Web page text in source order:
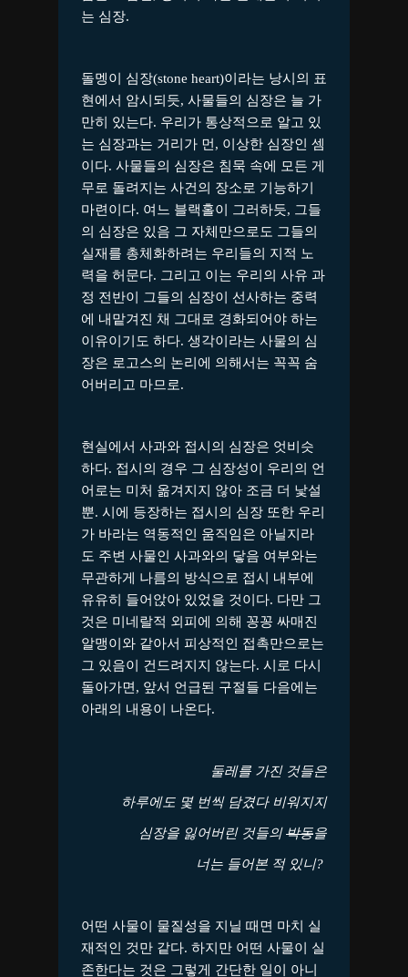
는 심장.
돌멩이 심장(stone heart)이라는 낭시의 표
현에서 암시되듯, 사물들의 심장은 늘 가
만히 있는다. 우리가 통상적으로 알고 있
는 심장과는 거리가 먼, 이상한 심장인 셈
이다. 사물들의 심장은 침묵 속에 모든 게
무로 돌려지는 사건의 장소로 기능하기
마련이다. 여느 블랙홀이 그러하듯, 그들
의 심장은 있음 그 자체만으로도 그들의
실재를 총체화하려는 우리들의 지적 노
력을 허문다. 그리고 이는 우리의 사유 과
정 전반이 그들의 심장이 선사하는 중력
에 내맡겨진 채 그대로 경화되어야 하는
이유이기도 하다. 생각이라는 사물의 심
장은 로고스의 논리에 의해서는 꼭꼭 숨
어버리고 마므로.
현실에서 사과와 접시의 심장은 엇비슷
하다. 접시의 경우 그 심장성이 우리의 언
어로는 미처 옮겨지지 않아 조금 더 낯설
뿐. 시에 등장하는 접시의 심장 또한 우리
가 바라는 역동적인 움직임은 아닐지라
도 주변 사물인 사과와의 닿음 여부와는
무관하게 나름의 방식으로 접시 내부에
유유히 들어앉아 있었을 것이다. 다만 그
것은 미네랄적 외피에 의해 꽁꽁 싸매진
알맹이와 같아서 피상적인 접촉만으로는
그 있음이 건드려지지 않는다. 시로 다시
돌아가면, 앞서 언급된 구절들 다음에는
아래의 내용이 나온다.
둘레를 가진 것들은
하루에도 몇 번씩 담겼다 비워지지
심장을 잃어버린 것들의박동을
너는 들어본 적 있니?
어떤 사물이 물질성을 지닐 때면 마치 실
재적인 것만 같다. 하지만 어떤 사물이 실
존한다는 것은 그렇게 간단한 일이 아니